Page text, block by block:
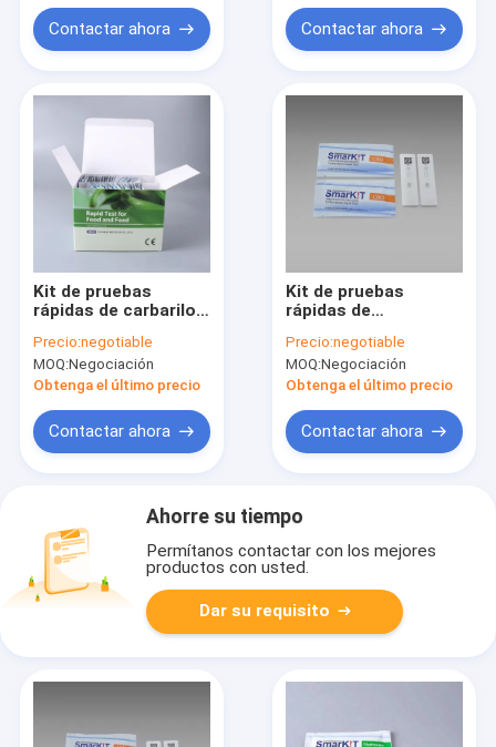
Contactar ahora Contactar ahora
Kit de pruebas
rápidas de carbarilo
verduras, té y
granos.
Precio:negotiable
MOQ:Negociación
Obtenga el último precio
Contactar ahora
Kit de pruebas
rápidas de
tabaco, verduras y
frutas
Precio:negotiable
MOQ:Negociación
Obtenga el último precio
Contactar ahora
Ahorre su tiempo
Permítanos contactar con los mejores
productos con usted.
Dar su requisito